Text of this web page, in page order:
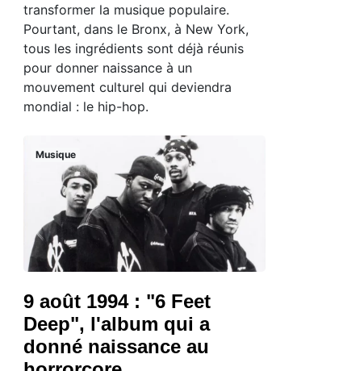
transformer la musique populaire.
Pourtant, dans le Bronx, à New York,
tous les ingrédients sont déjà réunis
pour donner naissance à un
mouvement culturel qui deviendra
mondial : le hip-hop.
Musique
9 août 1994 : "6 Feet
Deep", l'album qui a
donné naissance au